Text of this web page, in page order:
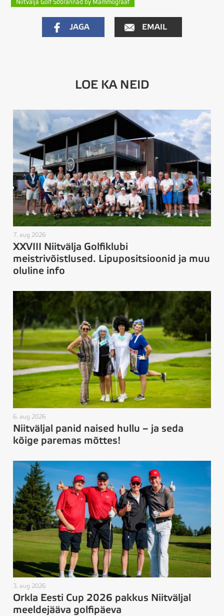
Niitvälja Golf Sõbrannad by Mammograaf
JAGA EMAIL
LOE KA NEID
7. aug 2026
XXVIII Niitvälja Golfiklubi
meistrivõistlused. Lipupositsioonid ja muu
oluline info
6. aug 2026
Niitväljal panid naised hullu – ja seda
kõige paremas mõttes!
3. aug 2026
Orkla Eesti Cup 2026 pakkus Niitväljal
meeldejääva golfipäeva